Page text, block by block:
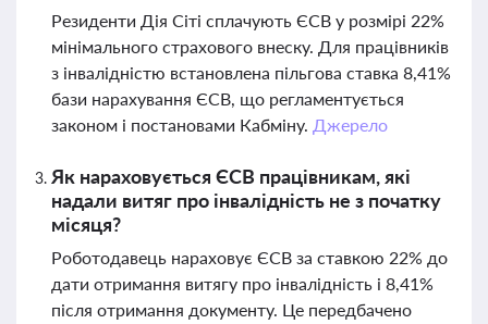
Резиденти Дія Сіті сплачують ЄСВ у розмірі 22%
мінімального страхового внеску. Для працівників
з інвалідністю встановлена пільгова ставка 8,41%
бази нарахування ЄСВ, що регламентується
законом і постановами Кабміну. Джерело
Як нараховується ЄСВ працівникам, які
надали витяг про інвалідність не з початку
місяця?
Роботодавець нараховує ЄСВ за ставкою 22% до
дати отримання витягу про інвалідність і 8,41%
після отримання документу. Це передбачено